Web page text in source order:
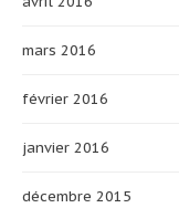
mars 2016
février 2016
janvier 2016
décembre 2015